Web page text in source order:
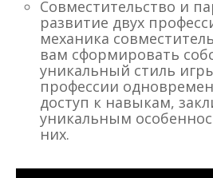
Совместительство и
развитие двух
механика
вам сформировать
уникальный стиль
профессии
доступ к навыкам,
уникальным
них.